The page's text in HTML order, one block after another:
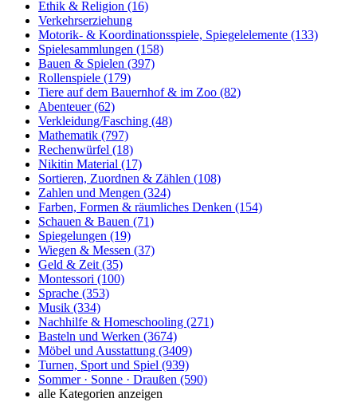
Ethik & Religion (16)
Verkehrserziehung
Motorik- & Koordinationsspiele, Spiegelelemente (133)
Spielesammlungen (158)
Bauen & Spielen (397)
Rollenspiele (179)
Tiere auf dem Bauernhof & im Zoo (82)
Abenteuer(62)
Verkleidung/Fasching (48)
Mathematik (797)
Rechenwürfel (18)
Nikitin Material (17)
Sortieren, Zuordnen & Zählen (108)
Zahlen und Mengen (324)
Farben, Formen & räumliches Denken (154)
Schauen & Bauen (71)
Spiegelungen (19)
Wiegen & Messen (37)
Geld & Zeit(35)
Montessori (100)
Sprache (353)
Musik (334)
Nachhilfe & Homeschooling (271)
Basteln und Werken (3674)
Möbel und Ausstattung (3409)
Turnen, Sport und Spiel (939)
Sommer · Sonne · Draußen (590)
alle Kategorien anzeigen